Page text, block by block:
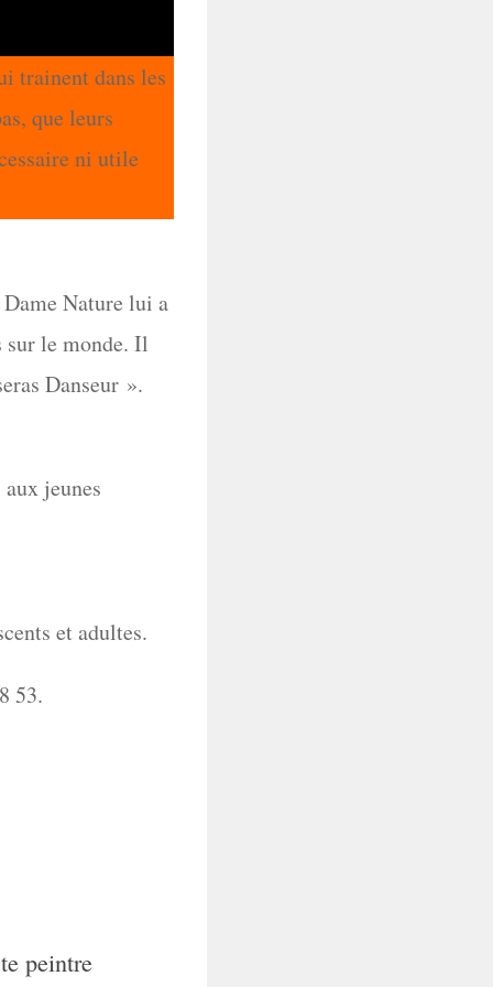
trainent dans les
que leurs
ni utile
Dame Nature lui a
sur le monde. Il
Danseur ».
jeunes
et adultes.
53.
peintre